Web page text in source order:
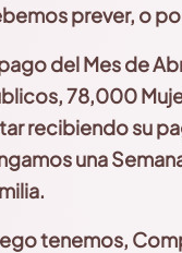
prever, o
del Mes de
78,000
recibiendo su
una
tenemos,